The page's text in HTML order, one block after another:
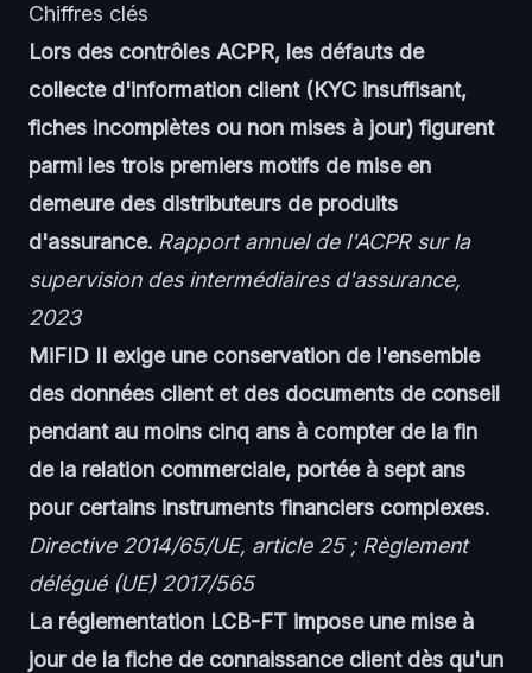
Chiffres clés
Lors des contrôles ACPR, les défauts de
collecte d'information client (KYC insuffisant,
fiches incomplètes ou non mises à jour) figurent
parmi les trois premiers motifs de mise en
demeure des distributeurs de produits
d'assurance. Rapport annuel de l'ACPR sur la
supervision des intermédiaires d'assurance,
2023
MiFID II exige une conservation de l'ensemble
des données client et des documents de conseil
pendant au moins cinq ans à compter de la fin
de la relation commerciale, portée à sept ans
pour certains instruments financiers complexes.
Directive 2014/65/UE, article 25 ; Règlement
délégué (UE) 2017/565
La réglementation LCB-FT impose une mise à
jour de la fiche de connaissance client dès qu'un